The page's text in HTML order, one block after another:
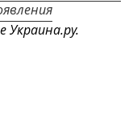
Украина.ру.